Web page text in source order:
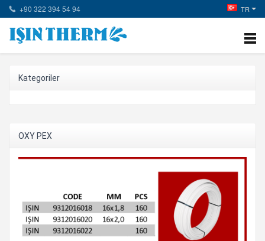
+90 322 394 54 94 TR
Kategoriler
OXY PEX